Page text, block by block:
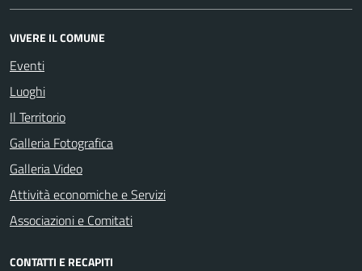
VIVERE IL COMUNE
Eventi
Luoghi
Il Territorio
Galleria Fotografica
Galleria Video
Attività economiche e Servizi
Associazioni e Comitati
CONTATTI E RECAPITI